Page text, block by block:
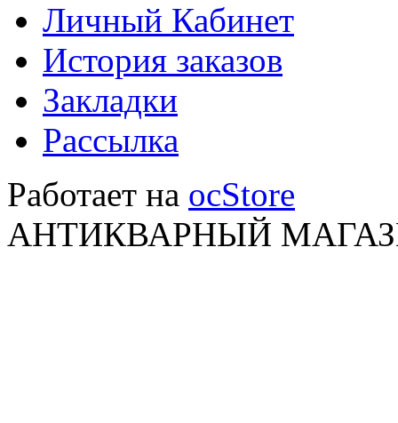
Личный Кабинет
История заказов
Закладки
Рассылка
Работает на ocStore
АНТИКВАРНЫЙ